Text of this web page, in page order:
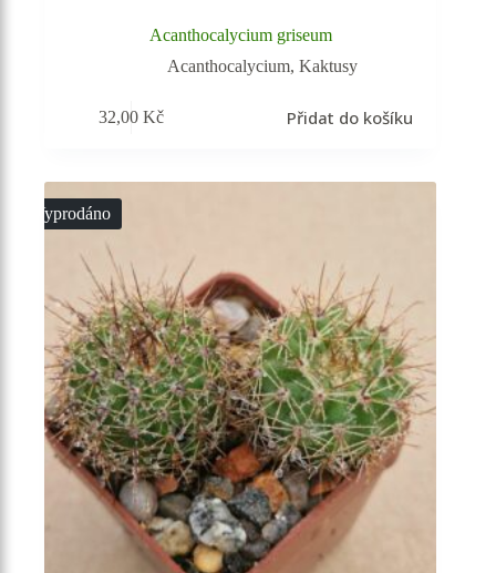
Acanthocalycium griseum
Acanthocalycium,Kaktusy
32,00Kč Přidat do košíku
Vyprodáno